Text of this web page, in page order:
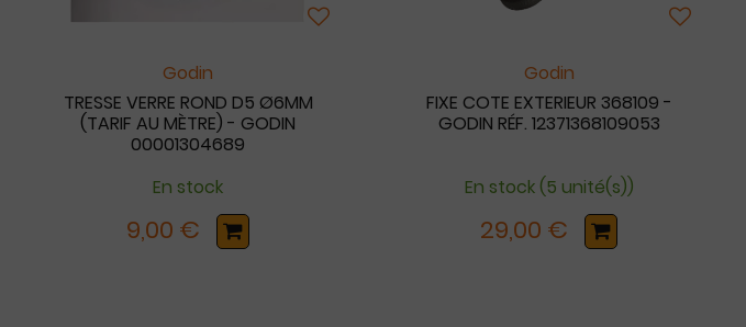
Godin
TRESSE VERRE ROND D5 Ø6MM
(TARIF AU MÈTRE) - GODIN
00001304689
En stock
9,00 €
Godin
FIXE COTE EXTERIEUR 368109 -
GODIN RÉF. 12371368109053
En stock (5 unité(s))
29,00 €